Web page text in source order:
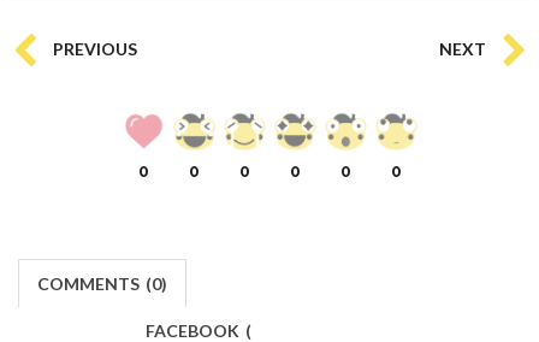
PREVIOUS NEXT
0 0 0 0 0 0
COMMENTS (0)
FACEBOOK (